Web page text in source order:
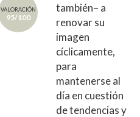
VALORACIÓN
95/100
también– a
renovar su
imagen
cíclicamente,
para
mantenerse al
día en cuestión
de tendencias y